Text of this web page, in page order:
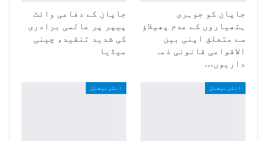
جاپان کو جوہری
ہتھیاروں کے عدم پھیلاؤ
سے متعلق اپنی بین
الاقوامی قانونی ذمہ
داریوں…
جاپان کے دفاعی وائٹ
پیپر پر عالمی برادری
کی شدید تنقید، چینی
میڈیا
انٹرنیشنل انٹرنیشنل